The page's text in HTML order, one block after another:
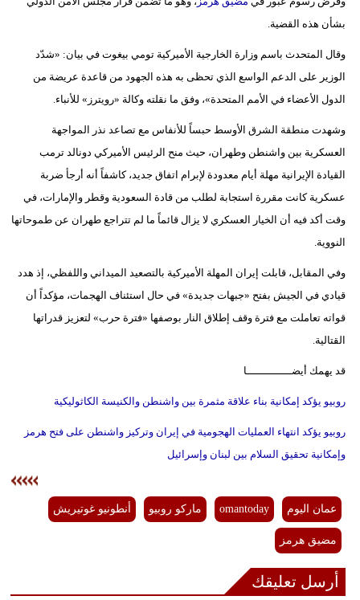
بيئة
مدوَّنات
أبراج
سيارات
بشأن ‌هذه القضية.
وقال ‌المتحدث باسم وزارة الخارجية الأميركية تومي بيغوت ‌في بيان: «شدّد
الوزير على الدعم الواسع ⁠الذي ⁠تحظى به هذه الجهود من قاعدة عريضة من
الدول الأعضاء في الأمم المتحدة»، وفق ما نقلته وكالة «رويترز» للأنباء.
وشهدت منطقة الشرق الأوسط حبساً للأنفاس مع تصاعد نذر المواجهة
العسكرية بين واشنطن وطهران، حيث منح الرئيس الأميركي دونالد ترمب
القيادة الإيرانية مهلة أيام معدودة لإبرام اتفاق جديد، كاشفاً أنه أرجأ ضربة
عسكرية كانت مقررة استجابة لطلب من قادة السعودية وقطر والإمارات، في
وقت أكد فيه أن الخيار العسكري لا يزال قائماً ما لم تتراجع طهران عن طموحاتها
النووية.
وفي المقابل، قابلت إيران المهلة الأميركية بالتصعيد الميداني واللفظي، إذ هدد
قيادي في الجيش بفتح «جبهات جديدة» في حال استئناف الهجمات، مؤكداً أن
قواته تعاملت مع فترة وقف إطلاق النار بوصفها «فترة حرب» لتعزيز قدراتها
القتالية.
قد يهمك أيضــــــــــــــا
روبيو يؤكد إمكانية بناء علاقة مثمرة بين واشنطن والكنيسة الكاثوليكية
روبيو يؤكد انتهاء العمليات الهجومية في إيران وتركيز واشنطن على فتح هرمز
وإمكانية تحقيق السلام بين لبنان وإسرائيل
عمان اليوم omantoday ماركو روبيو أنطونيو غوتيريش
مضيق هرمز
أرسل تعليقك